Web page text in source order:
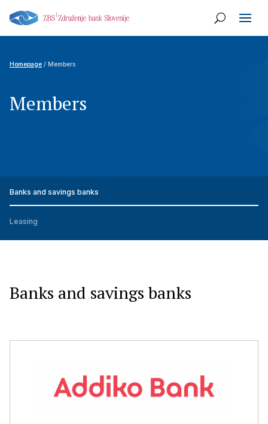
Members
Homepage / Members
Banks and savings banks
Leasing
Banks and savings banks